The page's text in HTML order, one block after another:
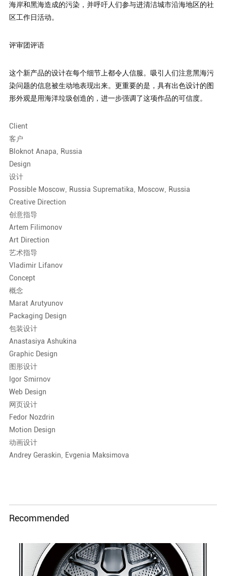
海岸和黑海造成的污染，并呼吁人们参与进清洁城市沿海地区的社
区工作日活动。
评审团评语
这个新产品的设计在每个细节上都令人信服。吸引人们注意黑海污
染问题的信息被生动地表现出来。更重要的是，具有出色设计的图
形外观是用海洋垃圾创造的，进一步强调了这项作品的可信度。
Client
客户
Bloknot Anapa, Russia
Design
设计
Possible Moscow, Russia Suprematika, Moscow, Russia
Creative Direction
创意指导
Artem Filimonov
Art Direction
艺术指导
Vladimir Lifanov
Concept
概念
Marat Arutyunov
Packaging Design
包装设计
Anastasiya Ashukina
Graphic Design
图形设计
Igor Smirnov
Web Design
网页设计
Fedor Nozdrin
Motion Design
动画设计
Andrey Geraskin, Evgenia Maksimova
Recommended